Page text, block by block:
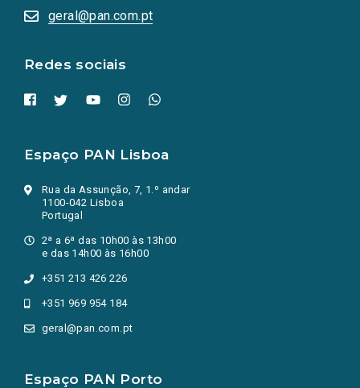
geral@pan.com.pt
Redes sociais
numa
nova
Espaço PAN Lisboa
Rua da Assunção, 7, 1.º andar
1100-042 Lisboa
Portugal
2ª a 6ª das 10h00 às 13h00
e das 14h00 às 16h00
+351 213 426 226
+351 969 954 184
geral@pan.com.pt
Espaço PAN Porto